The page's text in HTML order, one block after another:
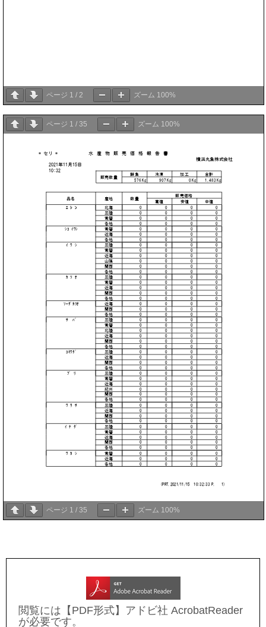
ページ 1 / 2 ズーム 100%
ページ 1 / 35 ズーム 100%
ページ 1 / 35 ズーム 100%
閲覧には【PDF形式】アドビ社 AcrobatReader
が必要です。